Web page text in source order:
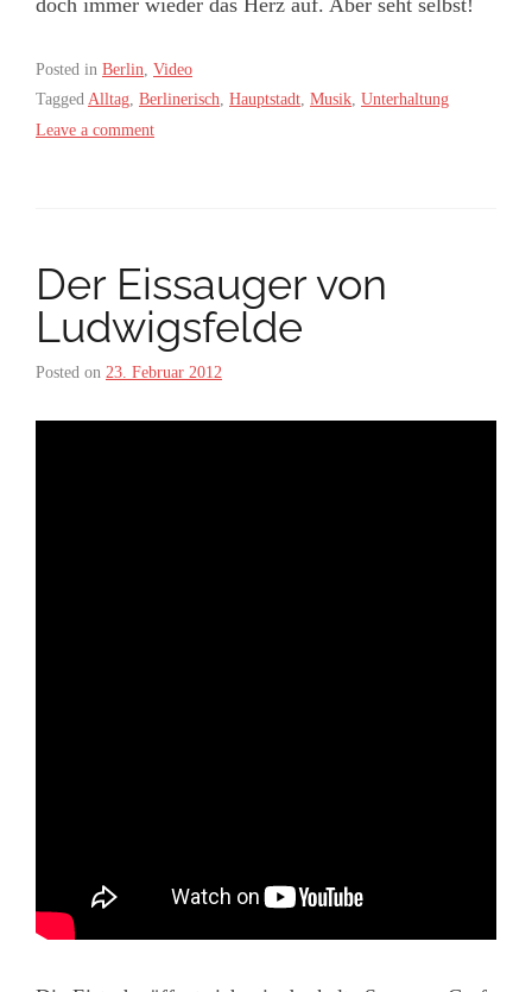
doch immer wieder das Herz auf. Aber seht selbst!
Posted in Berlin, Video
Tagged Alltag, Berlinerisch, Hauptstadt, Musik, Unterhaltung
Leave a comment
Der Eissauger von
Ludwigsfelde
Posted on 23. Februar 2012